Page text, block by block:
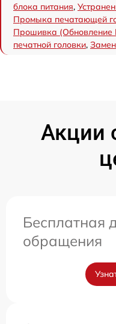
блока питания,
Промыка печатающей
Прошивка
печатной головки,
Акции
Бесплатная
обращения